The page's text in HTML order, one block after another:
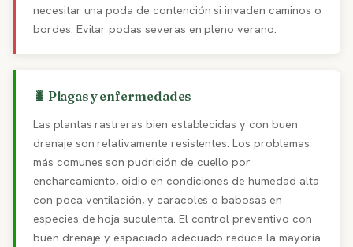
necesitar una poda de contención si invaden caminos o
bordes. Evitar podas severas en pleno verano.
🐛 Plagas y enfermedades
Las plantas rastreras bien establecidas y con buen
drenaje son relativamente resistentes. Los problemas
más comunes son pudrición de cuello por
encharcamiento, oidio en condiciones de humedad alta
con poca ventilación, y caracoles o babosas en
especies de hoja suculenta. El control preventivo con
buen drenaje y espaciado adecuado reduce la mayoría